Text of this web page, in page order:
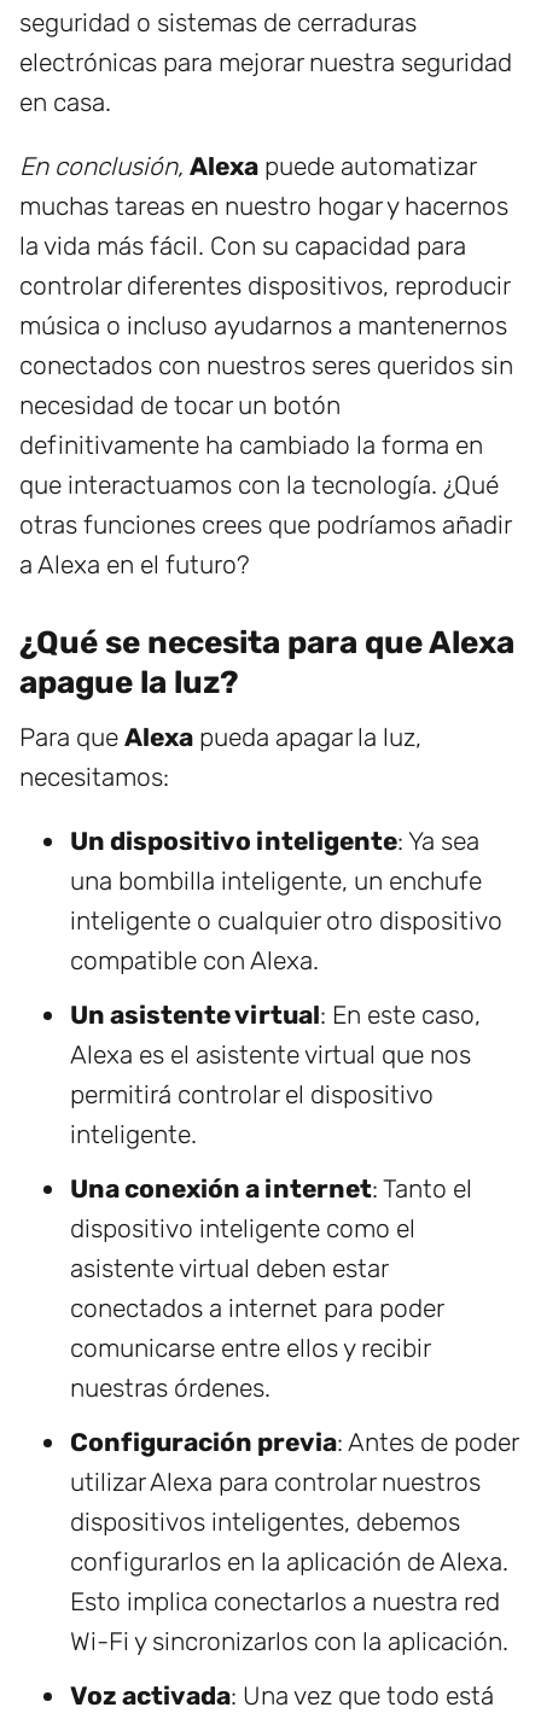
seguridad o sistemas de cerraduras
electrónicas para mejorar nuestra seguridad
en casa.
En conclusión, Alexa puede automatizar
muchas tareas en nuestro hogar y hacernos
la vida más fácil. Con su capacidad para
controlar diferentes dispositivos, reproducir
música o incluso ayudarnos a mantenernos
conectados con nuestros seres queridos sin
necesidad de tocar un botón
definitivamente ha cambiado la forma en
que interactuamos con la tecnología. ¿Qué
otras funciones crees que podríamos añadir
a Alexa en el futuro?
¿Qué se necesita para que Alexa
apague la luz?
Para que Alexa pueda apagar la luz,
necesitamos:
Un dispositivo inteligente: Ya sea
una bombilla inteligente, un enchufe
inteligente o cualquier otro dispositivo
compatible con Alexa.
Un asistente virtual: En este caso,
Alexa es el asistente virtual que nos
permitirá controlar el dispositivo
inteligente.
Una conexión a internet: Tanto el
dispositivo inteligente como el
asistente virtual deben estar
conectados a internet para poder
comunicarse entre ellos y recibir
nuestras órdenes.
Configuración previa: Antes de poder
utilizar Alexa para controlar nuestros
dispositivos inteligentes, debemos
configurarlos en la aplicación de Alexa.
Esto implica conectarlos a nuestra red
Wi-Fi y sincronizarlos con la aplicación.
Voz activada: Una vez que todo está